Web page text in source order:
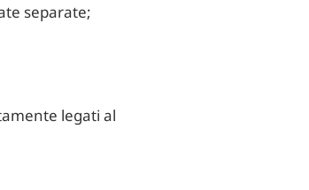
separate;
legati al